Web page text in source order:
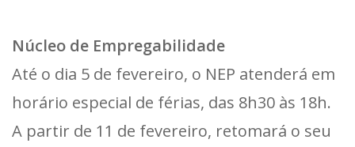
Núcleo de Empregabilidade
Até o dia 5 de fevereiro, o NEP atenderá em
horário especial de férias, das 8h30 às 18h.
A partir de 11 de fevereiro, retomará o seu